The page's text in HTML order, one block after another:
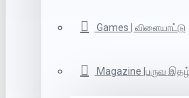
Games | விளையாட்டு
Magazine |பருவ